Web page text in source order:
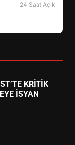
24 Saat Açık
KRİTİK
İSYAN